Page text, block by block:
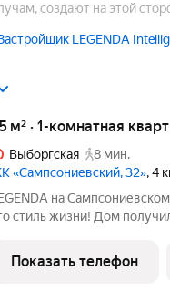
создают на этой
LEGENDA
45 м² · 1-комнатная
Выборгская
8 мин.
ЖК «Сампсониевский, 32», 4
на Сампсониевском 32 это не просто жилой
стиль жизни! Дом
гостиная - 21,8 м
+ 1,91 м2
Показать телефон